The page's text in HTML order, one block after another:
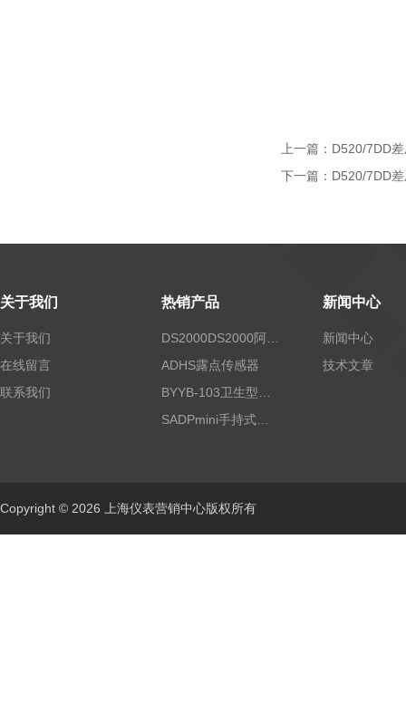
上一篇： D520/7DD
下一篇： D520/7DD
关于我们
关于我们
在线留言
联系我们
热销产品
ADHS露点传感器
新闻中心
新闻中心
技术文章
Copyright © 2026 上海仪表营销中心版权所有